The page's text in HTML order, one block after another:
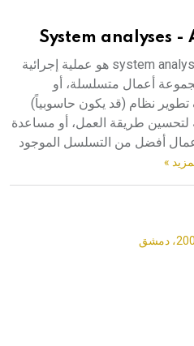
موسوعات جديدة في عام 2026
System analyses -
النظم (تحليل ـ) تحليل النظم system analysis هو عملية إجرائية
أعمال متسلسلة، أو
نظام (قد يكون حاسوبياً)
لتحسين طريقة العمل، أو مساعدة
أفضل من التسلسل الموجود
»